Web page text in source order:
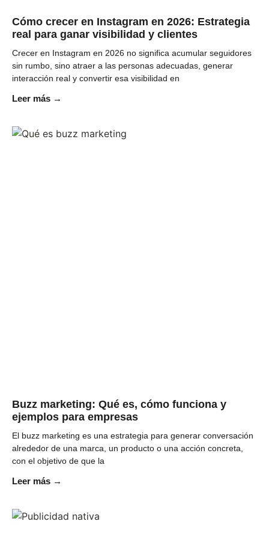
Cómo crecer en Instagram en 2026: Estrategia
real para ganar visibilidad y clientes
Crecer en Instagram en 2026 no significa acumular seguidores
sin rumbo, sino atraer a las personas adecuadas, generar
interacción real y convertir esa visibilidad en
Leer más →
Buzz marketing: Qué es, cómo funciona y
ejemplos para empresas
El buzz marketing es una estrategia para generar conversación
alrededor de una marca, un producto o una acción concreta,
con el objetivo de que la
Leer más →